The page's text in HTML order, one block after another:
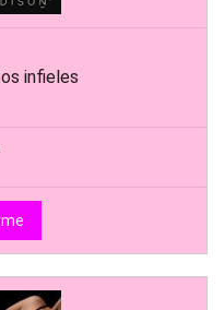
infieles